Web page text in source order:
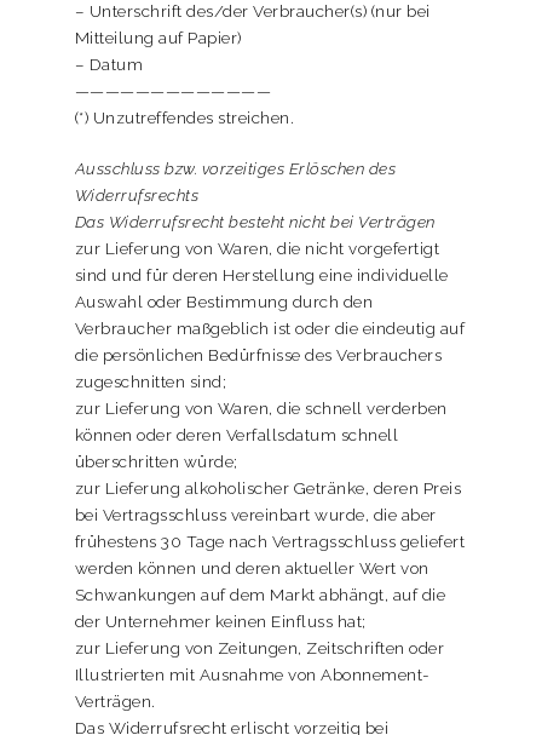
– Unterschrift des/der Verbraucher(s) (nur bei
Mitteilung auf Papier)
– Datum
—————————————
(*) Unzutreffendes streichen.
Ausschluss bzw. vorzeitiges Erlöschen des
Widerrufsrechts
Das Widerrufsrecht besteht nicht bei Verträgen
zur Lieferung von Waren, die nicht vorgefertigt
sind und für deren Herstellung eine individuelle
Auswahl oder Bestimmung durch den
Verbraucher maßgeblich ist oder die eindeutig auf
die persönlichen Bedürfnisse des Verbrauchers
zugeschnitten sind;
zur Lieferung von Waren, die schnell verderben
können oder deren Verfallsdatum schnell
überschritten würde;
zur Lieferung alkoholischer Getränke, deren Preis
bei Vertragsschluss vereinbart wurde, die aber
frühestens 30 Tage nach Vertragsschluss geliefert
werden können und deren aktueller Wert von
Schwankungen auf dem Markt abhängt, auf die
der Unternehmer keinen Einfluss hat;
zur Lieferung von Zeitungen, Zeitschriften oder
Illustrierten mit Ausnahme von Abonnement-
Verträgen.
Das Widerrufsrecht erlischt vorzeitig bei